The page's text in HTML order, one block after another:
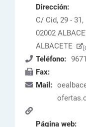
Dirección:
C/ Cid, 29 - 31,
02002
ALBACETE
Teléfono:
Fax:
Mail:
Página web: